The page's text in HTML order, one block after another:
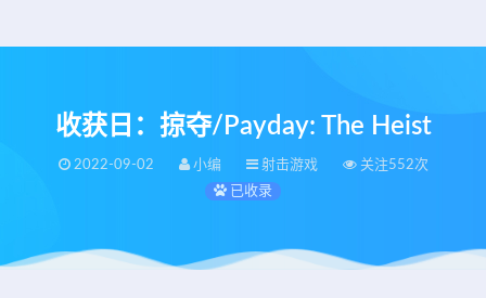
收获日：掠夺/Payday: The Heist
2022-09-02 小编 射击游戏
关注552次
已收录